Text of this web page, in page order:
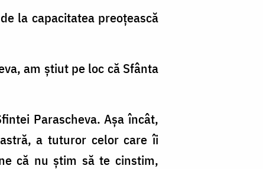
la capacitatea preoțească
am știut pe loc că Sfânta
Parascheva. Așa încât,
a tuturor celor care îi
că nu știm să te cinstim,